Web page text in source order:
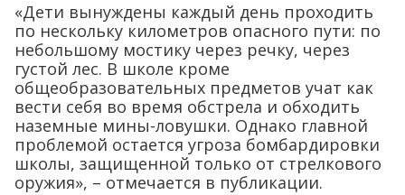
«Дети вынуждены каждый день проходить
по нескольку километров опасного пути: по
небольшому мостику через речку, через
густой лес. В школе кроме
общеобразовательных предметов учат как
вести себя во время обстрела и обходить
наземные мины-ловушки. Однако главной
проблемой остается угроза бомбардировки
школы, защищенной только от стрелкового
оружия», – отмечается в публикации.